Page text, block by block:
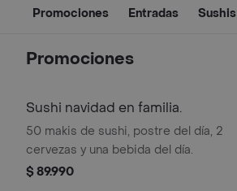
Promociones Entradas Sushis
Promociones
Sushi navidad en familia.
50 makis de sushi, postre del día, 2
cervezas y una bebida del día.
$ 89.990